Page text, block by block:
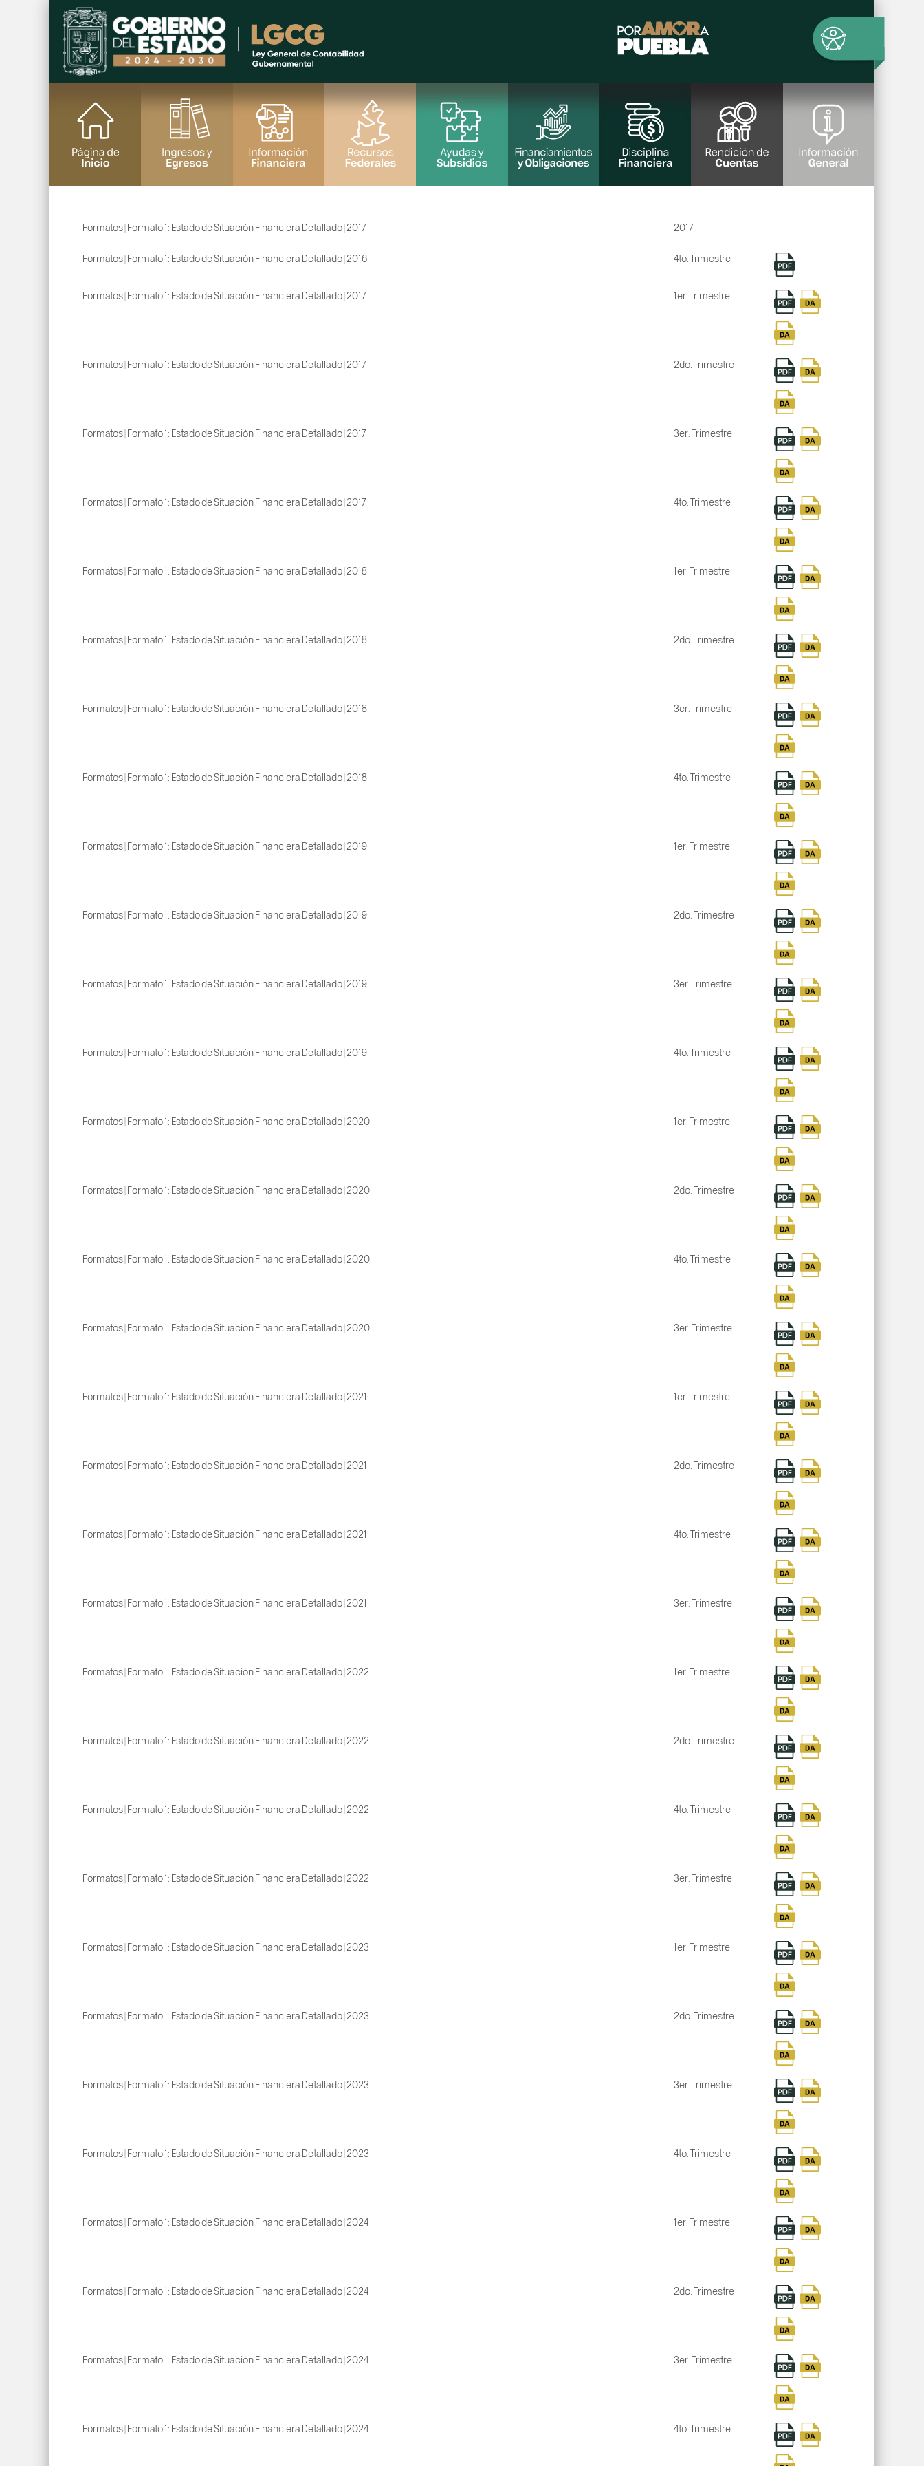
Formatos | Formato 1: Estado de Situación Financiera Detallado | 2017 2017
Formatos | Formato 1: Estado de Situación Financiera Detallado | 2016 4to. Trimestre
Formatos | Formato 1: Estado de Situación Financiera Detallado | 2017 1er. Trimestre
Formatos | Formato 1: Estado de Situación Financiera Detallado | 2017 2do. Trimestre
Formatos | Formato 1: Estado de Situación Financiera Detallado | 2017 3er. Trimestre
Formatos | Formato 1: Estado de Situación Financiera Detallado | 2017 4to. Trimestre
Formatos | Formato 1: Estado de Situación Financiera Detallado | 2018 1er. Trimestre
Formatos | Formato 1: Estado de Situación Financiera Detallado | 2018 2do. Trimestre
Formatos | Formato 1: Estado de Situación Financiera Detallado | 2018 3er. Trimestre
Formatos | Formato 1: Estado de Situación Financiera Detallado | 2018 4to. Trimestre
Formatos | Formato 1: Estado de Situación Financiera Detallado | 2019 1er. Trimestre
Formatos | Formato 1: Estado de Situación Financiera Detallado | 2019 2do. Trimestre
Formatos | Formato 1: Estado de Situación Financiera Detallado | 2019 3er. Trimestre
Formatos | Formato 1: Estado de Situación Financiera Detallado | 2019 4to. Trimestre
Formatos | Formato 1: Estado de Situación Financiera Detallado | 2020 1er. Trimestre
Formatos | Formato 1: Estado de Situación Financiera Detallado | 2020 2do. Trimestre
Formatos | Formato 1: Estado de Situación Financiera Detallado | 2020 4to. Trimestre
Formatos | Formato 1: Estado de Situación Financiera Detallado | 2020 3er. Trimestre
Formatos | Formato 1: Estado de Situación Financiera Detallado | 2021 1er. Trimestre
Formatos | Formato 1: Estado de Situación Financiera Detallado | 2021 2do. Trimestre
Formatos | Formato 1: Estado de Situación Financiera Detallado | 2021 4to. Trimestre
Formatos | Formato 1: Estado de Situación Financiera Detallado | 2021 3er. Trimestre
Formatos | Formato 1: Estado de Situación Financiera Detallado | 2022 1er. Trimestre
Formatos | Formato 1: Estado de Situación Financiera Detallado | 2022 2do. Trimestre
Formatos | Formato 1: Estado de Situación Financiera Detallado | 2022 4to. Trimestre
Formatos | Formato 1: Estado de Situación Financiera Detallado | 2022 3er. Trimestre
Formatos | Formato 1: Estado de Situación Financiera Detallado | 2023 1er. Trimestre
Formatos | Formato 1: Estado de Situación Financiera Detallado | 2023 2do. Trimestre
Formatos | Formato 1: Estado de Situación Financiera Detallado | 2023 3er. Trimestre
Formatos | Formato 1: Estado de Situación Financiera Detallado | 2023 4to. Trimestre
Formatos | Formato 1: Estado de Situación Financiera Detallado | 2024 1er. Trimestre
Formatos | Formato 1: Estado de Situación Financiera Detallado | 2024 2do. Trimestre
Formatos | Formato 1: Estado de Situación Financiera Detallado | 2024 3er. Trimestre
Formatos | Formato 1: Estado de Situación Financiera Detallado | 2024 4to. Trimestre